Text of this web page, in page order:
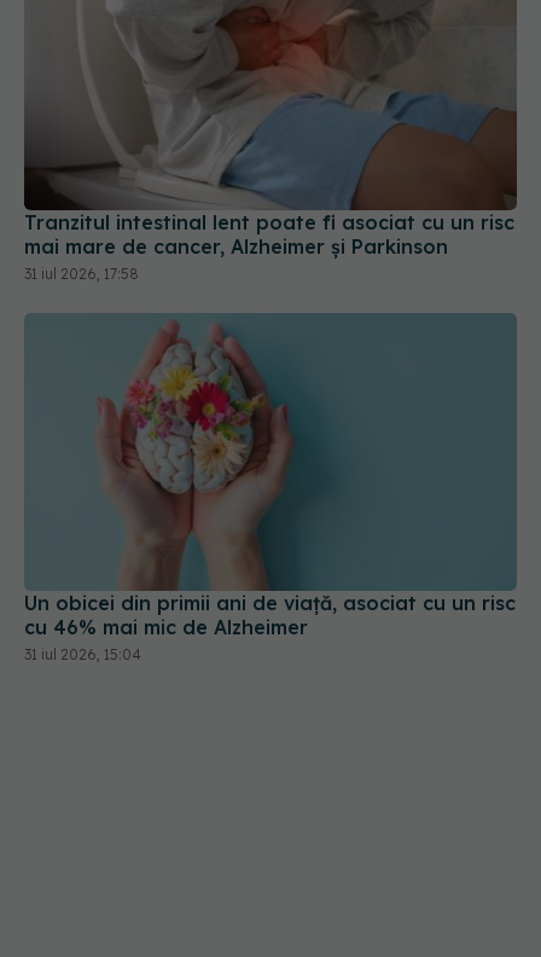
Tranzitul intestinal lent poate fi asociat cu un risc
mai mare de cancer, Alzheimer și Parkinson
31 iul 2026, 17:58
Un obicei din primii ani de viață, asociat cu un risc
cu 46% mai mic de Alzheimer
31 iul 2026, 15:04